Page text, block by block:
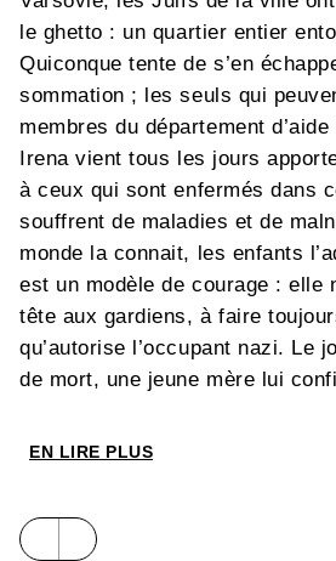
le ghetto : un quartier entier
Quiconque tente de s’en
sommation ; les seuls qui
membres du département
Irena vient tous les jours
à ceux qui sont enfermés dans
souffrent de maladies et de
monde la connait, les enfants
est un modèle de courage : elle
tête aux gardiens, à faire
qu’autorise l’occupant nazi. Le
de mort, une jeune mère lui
orphelins du ghetto. Pour que
EN LIRE PLUS